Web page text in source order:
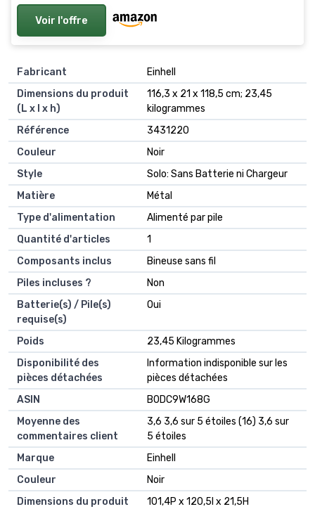
Voir l'offre
Fabricant
‎Einhell
Dimensions du produit
(L x l x h)
‎116,3 x 21 x 118,5 cm; 23,45
kilogrammes
Référence
‎3431220
Couleur
‎Noir
Style
‎Solo: Sans Batterie ni Chargeur
Matière
‎Métal
Type d'alimentation
‎Alimenté par pile
Quantité d'articles
‎1
Composants inclus
‎Bineuse sans fil
Piles incluses ?
‎Non
Batterie(s) / Pile(s)
requise(s)
‎Oui
Poids
‎23,45 Kilogrammes
Disponibilité des
pièces détachées
‎Information indisponible sur les
pièces détachées
ASIN
B0DC9W168G
Moyenne des
commentaires client
3,6 3,6 sur 5 étoiles (16) 3,6 sur
5 étoiles
Marque
Einhell
Couleur
Noir
Dimensions du produit
101,4P x 120,5l x 21,5H